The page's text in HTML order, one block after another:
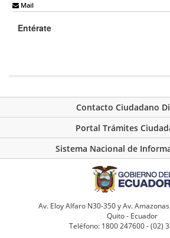
Mail
Entérate
Contacto Ciudadano
Portal Trámites
Sistema Nacional de
Av. Eloy Alfaro N30-350 y Av.
Quito - Ecuador
Teléfono: 1800 247600 - (02)